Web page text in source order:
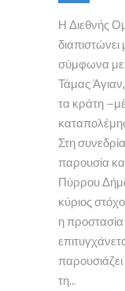
Η Διεθνής
διαπιστώνει
σύμφωνα με
Τάμας
τα κράτη
Στη
παρουσία
Πύρρου
κύριος
η
τη...